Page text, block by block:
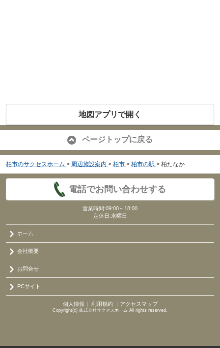
地図アプリで開く
ページトップに戻る
柏市のサクセスホーム > 周辺施設案内 > 柏市 > 柏市の駅 > 柏たなか
電話でお問い合わせする
営業時間:09:00～18:00
定休日:水曜日
ホーム
会社概要
お問合せ
PCサイト
個人情報 利用規約｜ アクセスマップ
Copyright(c) 株式会社サクセスホーム All rights reserved.